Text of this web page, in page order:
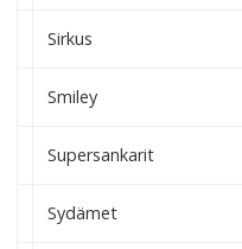
Sirkus
Smiley
Supersankarit
Sydämet